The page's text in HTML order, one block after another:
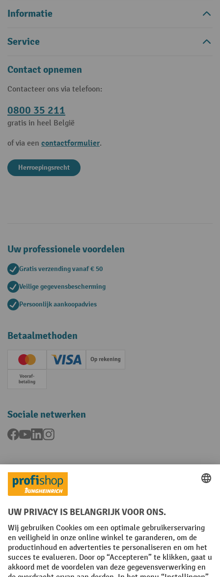
Informatie
Service
Contact opnemen
Contacteer ons via telefoon:
0800 35 211
gratis in heel België
of via een contactformulier.
Herroepingsrecht
Uw professionele voordelen
Gratis verzending vanaf € 50
Veilige gegevensbescherming
Persoonlijk aankoopadvies
Betaalmethoden
Creditcard (Master)Creditcard (Visa)Op rekening
Vooruitbetaling
Sociale netwerken
Facebook
YouTubeLinkedInInstagram
Talen
FR NL
Algemene verkoopvoorwaarden Copyright
Privacyverklaring Privacy-instellingen